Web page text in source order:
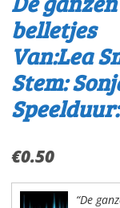
belletjes
Van:Lea
Stem:
Speelduur:
€0.50
“De